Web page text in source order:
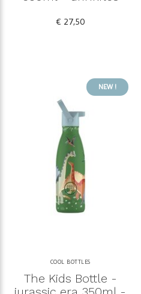
€ 27,50
NEW !
COOL BOTTLES
The Kids Bottle -